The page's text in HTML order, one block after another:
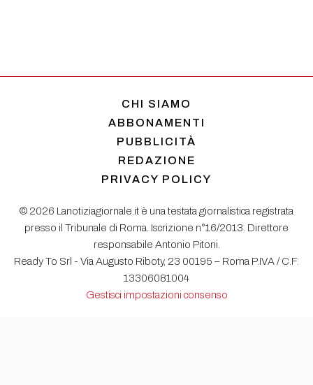
CHI SIAMO
ABBONAMENTI
PUBBLICITÀ
REDAZIONE
PRIVACY POLICY
© 2026 Lanotiziagiornale.it è una testata giornalistica registrata
presso il Tribunale di Roma. Iscrizione n°16/2013. Direttore
responsabile Antonio Pitoni.
Ready To Srl - Via Augusto Riboty, 23 00195 – Roma P.IVA / C.F.
13306081004
Gestisci impostazioni consenso